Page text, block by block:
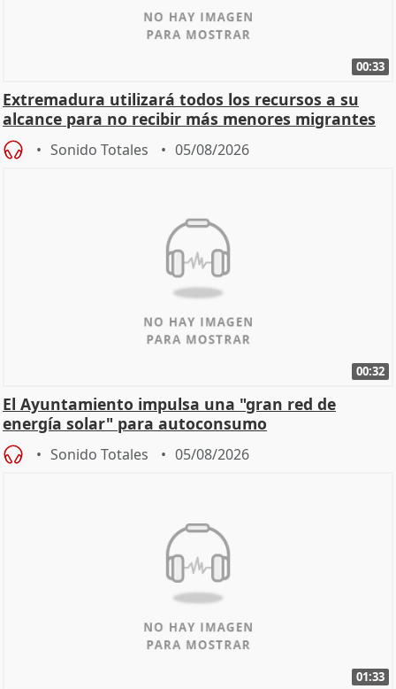
00:33
Extremadura utilizará todos los recursos a su
alcance para no recibir más menores migrantes
Sonido Totales 05/08/2026
00:32
El Ayuntamiento impulsa una "gran red de
energía solar" para autoconsumo
Sonido Totales 05/08/2026
01:33